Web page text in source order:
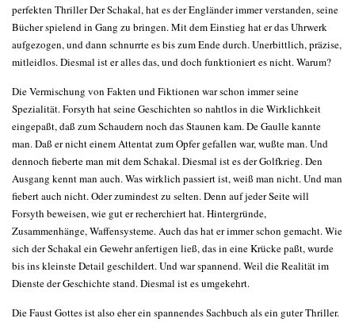
perfekten Thriller Der Schakal, hat es der Engländer immer verstanden, seine
Bücher spielend in Gang zu bringen. Mit dem Einstieg hat er das Uhrwerk
aufgezogen, und dann schnurrte es bis zum Ende durch. Unerbittlich, präzise,
mitleidlos. Diesmal ist er alles das, und doch funktioniert es nicht. Warum?
Die Vermischung von Fakten und Fiktionen war schon immer seine
Spezialität. Forsyth hat seine Geschichten so nahtlos in die Wirklichkeit
eingepaßt, daß zum Schaudern noch das Staunen kam. De Gaulle kannte
man. Daß er nicht einem Attentat zum Opfer gefallen war, wußte man. Und
dennoch fieberte man mit dem Schakal. Diesmal ist es der Golfkrieg. Den
Ausgang kennt man auch. Was wirklich passiert ist, weiß man nicht. Und man
fiebert auch nicht. Oder zumindest zu selten. Denn auf jeder Seite will
Forsyth beweisen, wie gut er recherchiert hat. Hintergründe,
Zusammenhänge, Waffensysteme. Auch das hat er immer schon gemacht. Wie
sich der Schakal ein Gewehr anfertigen ließ, das in eine Krücke paßt, wurde
bis ins kleinste Detail geschildert. Und war spannend. Weil die Realität im
Dienste der Geschichte stand. Diesmal ist es umgekehrt.
Die Faust Gottes ist also eher ein spannendes Sachbuch als ein guter Thriller.